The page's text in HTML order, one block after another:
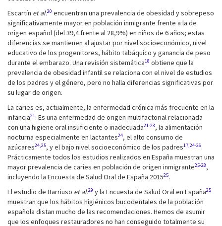
Escartín et al.20 encuentran una prevalencia de obesidad y sobrepeso
significativamente mayor en población inmigrante frente a la de
origen español (del 39,4 frente al 28,9%) en niños de 6 años; estas
diferencias se mantienen al ajustar por nivel socioeconómico, nivel
educativo de los progenitores, hábito tabáquico y ganancia de peso
durante el embarazo. Una revisión sistemática18 obtiene que la
prevalencia de obesidad infantil se relaciona con el nivel de estudios
de los padres y el género, pero no halla diferencias significativas por
su lugar de origen.
La caries es, actualmente, la enfermedad crónica más frecuente en la
infancia21. Es una enfermedad de origen multifactorial relacionada
con una higiene oral insuficiente o inadecuada21-23, la alimentación
nocturna especialmente en lactantes24, el alto consumo de
azúcares24,25, y el bajo nivel socioeconómico de los padres17,24-26.
Prácticamente todos los estudios realizados en España muestran una
mayor prevalencia de caries en población de origen inmigrante25-28,
incluyendo la Encuesta de Salud Oral de España 201525.
El estudio de Barriuso et al.29 y la Encuesta de Salud Oral en España25
muestran que los hábitos higiénicos bucodentales de la población
española distan mucho de las recomendaciones. Hemos de asumir
que los enfoques restauradores no han conseguido totalmente su